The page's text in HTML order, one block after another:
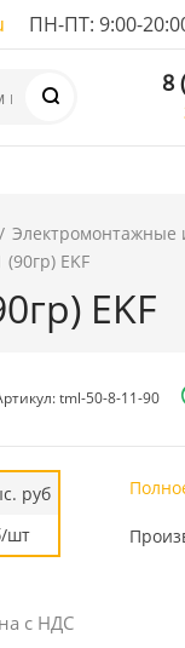
ПН-ПТ: 9:00-
8
Электромонтажные
EKF
EKF
tml-50-8-11-90
руб
шт
с НДС